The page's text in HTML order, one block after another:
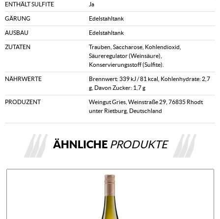
ENTHÄLT SULFITE Ja
GÄRUNG Edelstahltank
AUSBAU Edelstahltank
ZUTATEN
Trauben, Saccharose, Kohlendioxid,
Säureregulator (Weinsäure),
Konservierungsstoff (Sulfite).
NÄHRWERTE
Brennwert: 339 kJ / 81 kcal, Kohlenhydrate: 2,7
g, Davon Zucker: 1,7 g
PRODUZENT
Weingut Gries, Weinstraße 29, 76835 Rhodt
unter Rietburg, Deutschland
ÄHNLICHE PRODUKTE